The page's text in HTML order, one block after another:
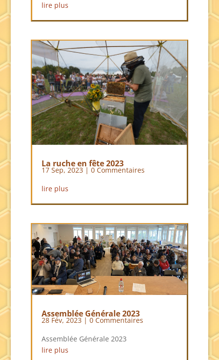
lire plus
La ruche en fête 2023
17 Sep, 2023 | 0 Commentaires
lire plus
Assemblée Générale 2023
28 Fév, 2023 | 0 Commentaires
Assemblée Générale 2023
lire plus